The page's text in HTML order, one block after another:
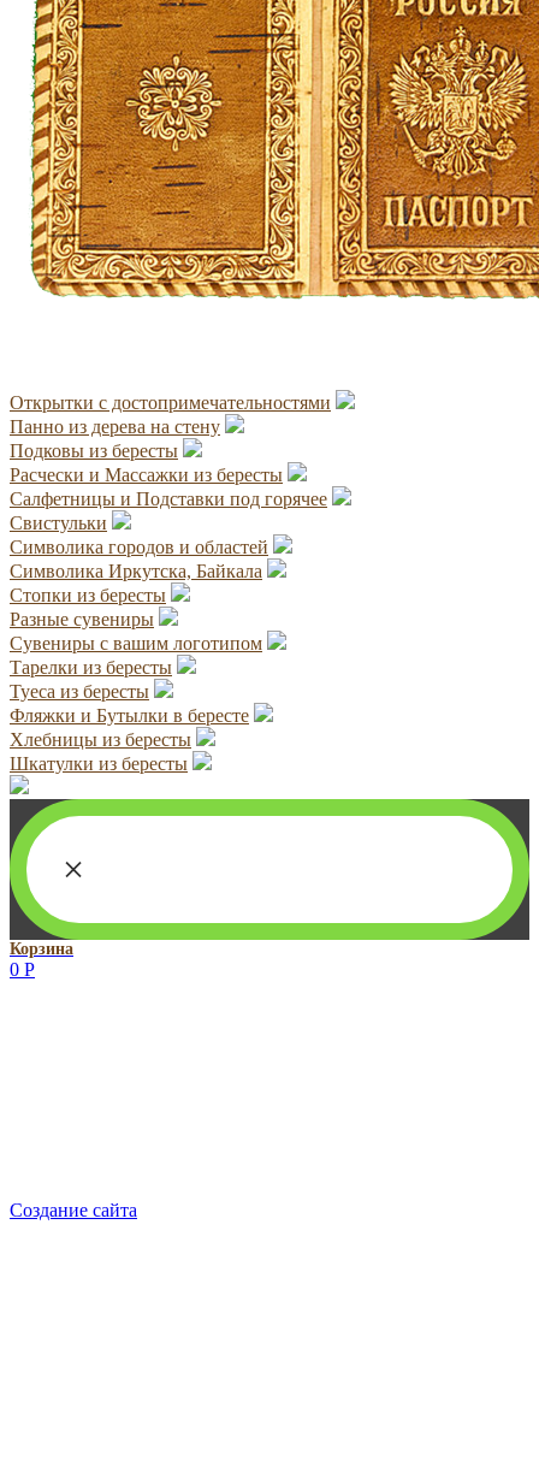
Открытки с достопримечательностями
Панно из дерева на стену
Подковы из бересты
Расчески и Массажки из бересты
Салфетницы и Подставки под горячее
Свистульки
Символика городов и областей
Символика Иркутска, Байкала
Стопки из бересты
Разные сувениры
Сувениры с вашим логотипом
Тарелки из бересты
Туеса из бересты
Фляжки и Бутылки в бересте
Хлебницы из бересты
Шкатулки из бересты
×
Корзина
0 Р
Создание сайта